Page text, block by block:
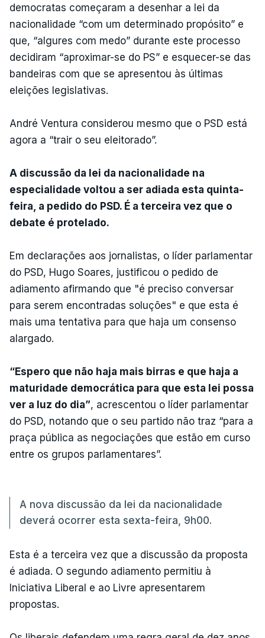
democratas começaram a desenhar a lei da
nacionalidade “com um determinado propósito” e
que, “algures com medo” durante este processo
decidiram “aproximar-se do PS” e esquecer-se das
bandeiras com que se apresentou às últimas
eleições legislativas.
André Ventura considerou mesmo que o PSD está
agora a “trair o seu eleitorado”.
A discussão da lei da nacionalidade na
especialidade voltou a ser adiada esta quinta-
feira, a pedido do PSD. É a terceira vez que o
debate é protelado.
Em declarações aos jornalistas, o líder parlamentar
do PSD, Hugo Soares, justificou o pedido de
adiamento afirmando que "é preciso conversar
para serem encontradas soluções" e que esta é
mais uma tentativa para que haja um consenso
alargado.
“Espero que não haja mais birras e que haja a
maturidade democrática para que esta lei possa
ver a luz do dia”, acrescentou o líder parlamentar
do PSD, notando que o seu partido não traz “para a
praça pública as negociações que estão em curso
entre os grupos parlamentares”.
A nova discussão da lei da nacionalidade
deverá ocorrer esta sexta-feira, 9h00.
Esta é a terceira vez que a discussão da proposta
é adiada. O segundo adiamento permitiu à
Iniciativa Liberal e ao Livre apresentarem
propostas.